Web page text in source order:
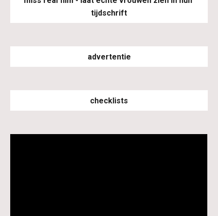
tijdschrift
advertentie
checklists